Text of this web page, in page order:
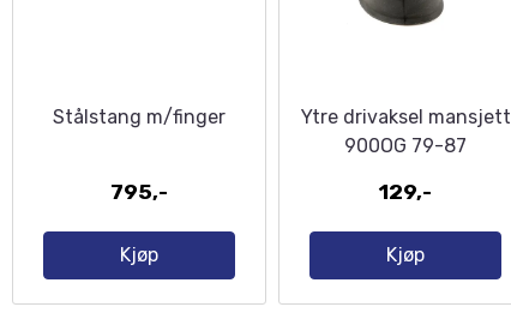
Stålstang m/finger
795,-
Kjøp
Ytre drivaksel mansjett
900OG 79-87
129,-
Kjøp